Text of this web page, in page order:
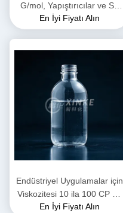
G/mol, Yapıştırıcılar ve Su
Arıtma İçin pH 11.5 - 12.5
Olan Sıvı Sodyum Silikat
En İyi Fiyatı Alın
Endüstriyel Uygulamalar için
Viskozitesi 10 ila 100 CP ve
pH'ı 11.5 ila 12.5 olan
En İyi Fiyatı Alın